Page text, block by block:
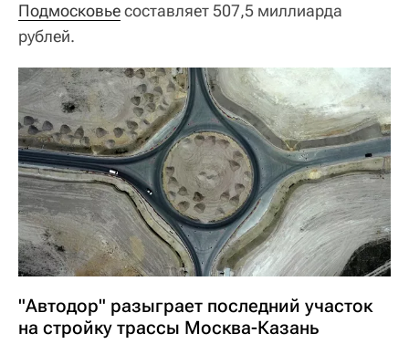
Подмосковьесоставляет 507,5 миллиарда
рублей.
"Автодор" разыграет последний участок
на стройку трассы Москва-Казань